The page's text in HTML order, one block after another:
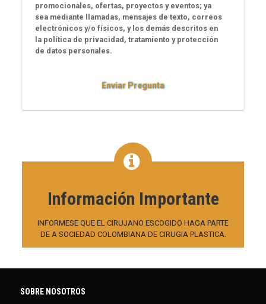
promocionales, ofertas, proyectos y eventos; ya
sea mediante llamadas, mensajes de texto, correos
electrónicos y/o físicos, y los demás descritos en
la política de privacidad, tratamiento y protección
de datos personales.
Enviar Pregunta
Información Importante
INFORMESE QUE EL CIRUJANO ESCOGIDO HAGA PARTE
DE A SOCIEDAD COLOMBIANA DE CIRUGIA PLASTICA.
SOBRE NOSOTROS